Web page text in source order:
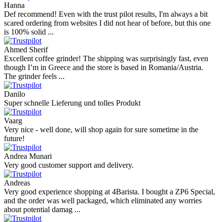
Hanna
Def recommend! Even with the trust pilot results, I'm always a bit
scared ordering from websites I did not hear of before, but this one
is 100% solid ...
Ahmed Sherif
Excellent coffee grinder! The shipping was surprisingly fast, even
though I’m in Greece and the store is based in Romania/Austria.
The grinder feels ...
Danilo
Super schnelle Lieferung und tolles Produkt
Vaarg
Very nice - well done, will shop again for sure sometime in the
future!
Andrea Munari
Very good customer support and delivery.
Andreas
Very good experience shopping at 4Barista. I bought a ZP6 Special,
and the order was well packaged, which eliminated any worries
about potential damag ...